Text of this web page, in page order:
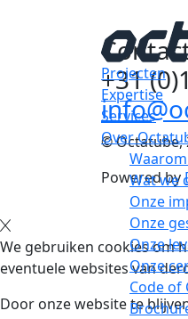
Projecten
Expertise
Services
Over
Wat we
Onze
Onze
Onze
Onze
Code of
+31
© Octatube,
Powered by
We gebruiken cookies om
eventuele websites van
Door onze website te